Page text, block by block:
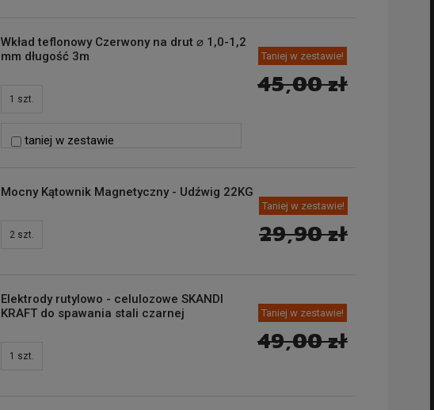
Wkład teflonowy Czerwony na drut ⌀ 1,0-1,2
mm długość 3m
1 szt.
taniej w zestawie
45,00 zł
Taniej w zestawie!
Mocny Kątownik Magnetyczny - Udźwig 22KG
2szt. 29,90 zł
Taniej w zestawie!
Elektrody rutylowo - celulozowe SKANDI
KRAFT do spawania stali czarnej
1 szt.
49,00 zł
Taniej w zestawie!